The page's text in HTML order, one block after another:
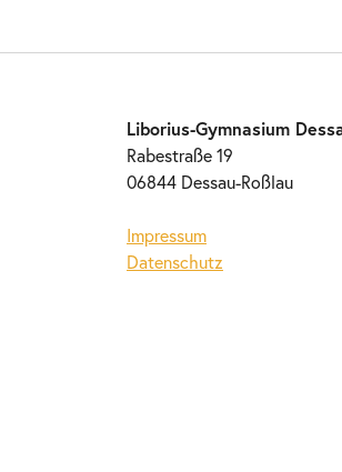
Liborius-Gymnasium
Rabestraße 19
06844 Dessau-Roßlau
Impressum
Datenschutz